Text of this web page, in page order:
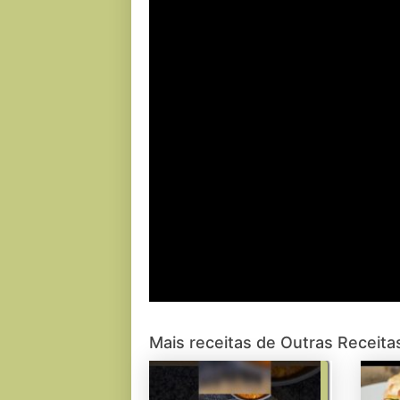
Mais receitas de Outras